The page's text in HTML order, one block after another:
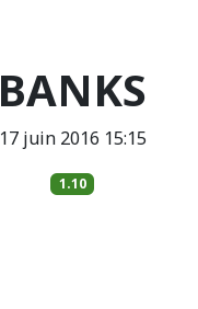
BANKS
17 juin 2016 15:15
1.10